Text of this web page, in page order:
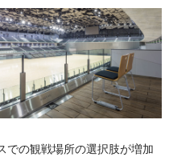
での観戦場所の選択肢が増加